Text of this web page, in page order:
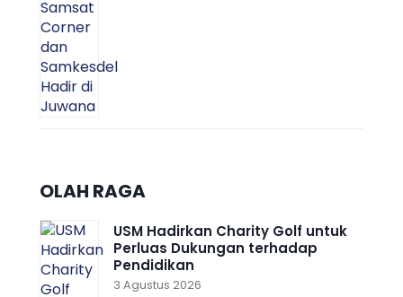
OLAH RAGA
USM Hadirkan Charity Golf untuk
Perluas Dukungan terhadap
Pendidikan
3 Agustus 2026